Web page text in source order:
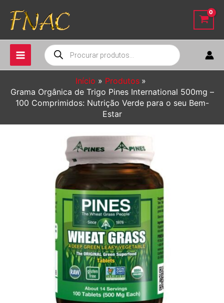
para
conteúdo
Pesquisar
produtos
Início
Produtos
Grama Orgânica de Trigo Pines International 500mg –
100 Comprimidos: Nutrição Verde para o seu Bem-
Estar